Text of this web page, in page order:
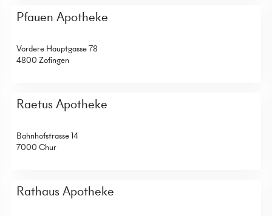
Pfauen Apotheke
Vordere Hauptgasse 78
4800 Zofingen
Raetus Apotheke
Bahnhofstrasse 14
7000 Chur
Rathaus Apotheke